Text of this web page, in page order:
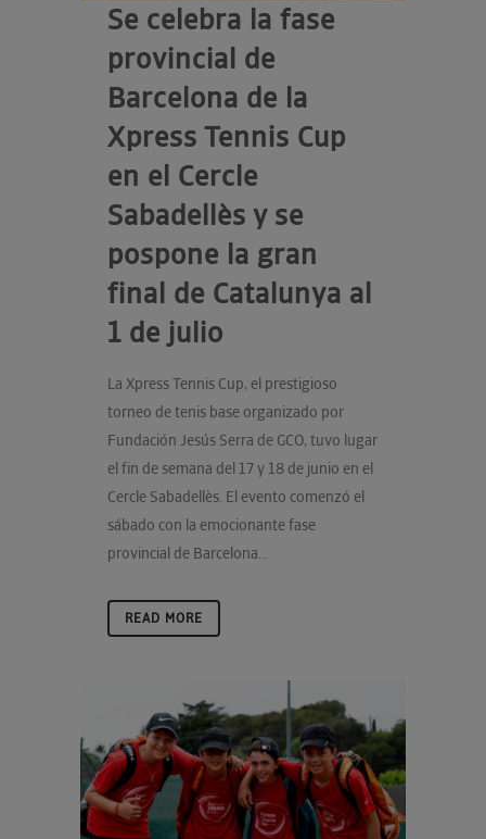
Se celebra la fase
provincial de
Barcelona de la
Xpress Tennis Cup
en el Cercle
Sabadellès y se
pospone la gran
final de Catalunya al
1 de julio
La Xpress Tennis Cup, el prestigioso
torneo de tenis base organizado por
Fundación Jesús Serra de GCO, tuvo lugar
el fin de semana del 17 y 18 de junio en el
Cercle Sabadellès. El evento comenzó el
sábado con la emocionante fase
provincial de Barcelona...
READ MORE